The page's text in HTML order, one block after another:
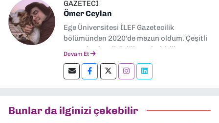
GAZETECİ
Ömer Ceylan
Ege Üniversitesi İLEF Gazetecilik
bölümünden 2020'de mezun oldum. Çeşitli
gazetelerde editörlük, muhabirlik yaptım.
editörlük yapıyorum.
Devam Et
Bunlar da ilginizi çekebilir